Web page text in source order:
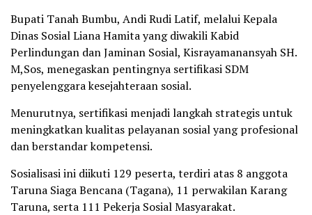
Bupati Tanah Bumbu, Andi Rudi Latif, melalui Kepala
Dinas Sosial Liana Hamita yang diwakili Kabid
Perlindungan dan Jaminan Sosial, Kisrayamanansyah SH.
M,Sos, menegaskan pentingnya sertifikasi SDM
penyelenggara kesejahteraan sosial.
Menurutnya, sertifikasi menjadi langkah strategis untuk
meningkatkan kualitas pelayanan sosial yang profesional
dan berstandar kompetensi.
Sosialisasi ini diikuti 129 peserta, terdiri atas 8 anggota
Taruna Siaga Bencana (Tagana), 11 perwakilan Karang
Taruna, serta 111 Pekerja Sosial Masyarakat.